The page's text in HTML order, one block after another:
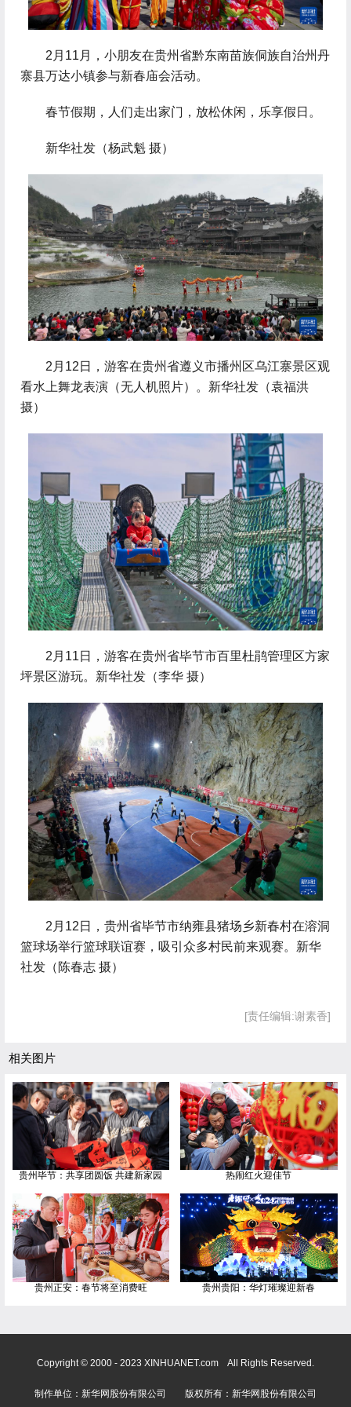
2月11月，小朋友在贵州省黔东南苗族侗族自治州丹
寨县万达小镇参与新春庙会活动。
春节假期，人们走出家门，放松休闲，乐享假日。
新华社发（杨武魁 摄）
2月12日，游客在贵州省遵义市播州区乌江寨景区观
看水上舞龙表演（无人机照片）。新华社发（袁福洪
摄）
2月11日，游客在贵州省毕节市百里杜鹃管理区方家
坪景区游玩。新华社发（李华 摄）
2月12日，贵州省毕节市纳雍县猪场乡新春村在溶洞
篮球场举行篮球联谊赛，吸引众多村民前来观赛。新华
社发（陈春志 摄）
[责任编辑:谢素香]
相关图片
贵州毕节：共享团圆饭 共建新家园 热闹红火迎佳节
贵州正安：春节将至消费旺 贵州贵阳：华灯璀璨迎新春
Copyright © 2000 - 2023 XINHUANET.com All Rights Reserved.
制作单位：新华网股份有限公司 版权所有：新华网股份有限公司